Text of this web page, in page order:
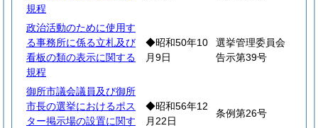
規程
政治活動のために使用す
る事務所に係る立札及び
看板の類の表示に関する
規程
◆昭和50年10
月9日
選挙管理委員会
告示第39号
御所市議会議員及び御所
市長の選挙におけるポス
ター掲示場の設置に関す
◆昭和56年12
月22日
条例第26号